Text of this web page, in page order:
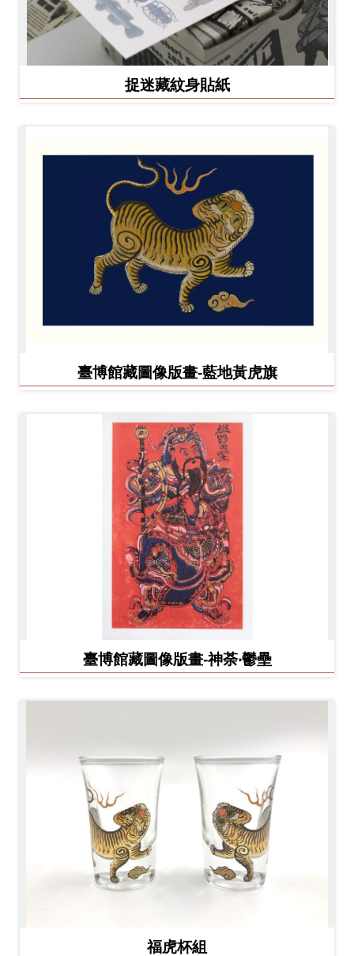
捉迷藏紋身貼紙
臺博館藏圖像版畫-藍地黃虎旗
臺博館藏圖像版畫-神荼‧鬱壘
福虎杯組